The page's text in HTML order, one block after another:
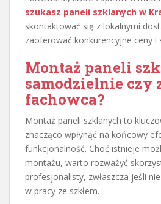
szukasz paneli szklanych w
skontaktować się z lokalnymi
zaoferować konkurencyjne ceny i
Montaż paneli
samodzielnie czy
fachowca?
Montaż paneli szklanych to
znacząco wpłynąć na końcowy
funkcjonalność. Choć istnieje
montażu, warto rozważyć
profesjonalisty, zwłaszcza jeśli
w pracy ze szkłem.